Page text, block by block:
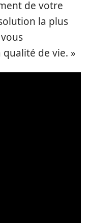
de votre
la plus
de vie. »